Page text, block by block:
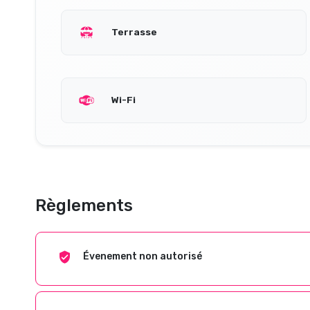
Terrasse
Wi-Fi
Règlements
Évenement non autorisé